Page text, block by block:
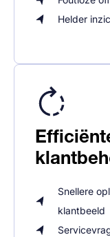
Helder
Snellere
klantbeeld